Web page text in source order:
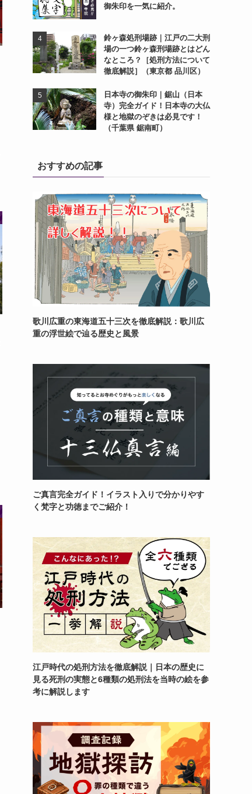
御朱印を一気に紹介。
鈴ヶ森処刑場跡｜江戸の二大刑
場の一つ鈴ヶ森刑場跡とはどん
なところ？［処刑方法について
徹底解説］（東京都 品川区）
日本寺の御朱印｜鋸山（日本
寺）完全ガイド！日本寺の大仏
様と地獄のぞきは必見です！
（千葉県 鋸南町）
おすすめの記事
歌川広重の東海道五十三次を徹底解説：歌川広
重の浮世絵で辿る歴史と風景
ご真言完全ガイド！イラスト入りで分かりやす
く梵字と功徳までご紹介！
江戸時代の処刑方法を徹底解説｜日本の歴史に
見る死刑の実態と6種類の処刑法を当時の絵を参
考に解説します